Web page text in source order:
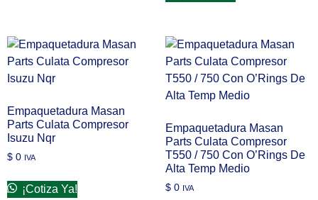
Empaquetadura Masan
Parts Culata Compresor
Isuzu Nqr
$ 0 IVA
¡Cotiza Ya!
Empaquetadura Masan
Parts Culata Compresor
T550 / 750 Con O’Rings De
Alta Temp Medio
$0 IVA